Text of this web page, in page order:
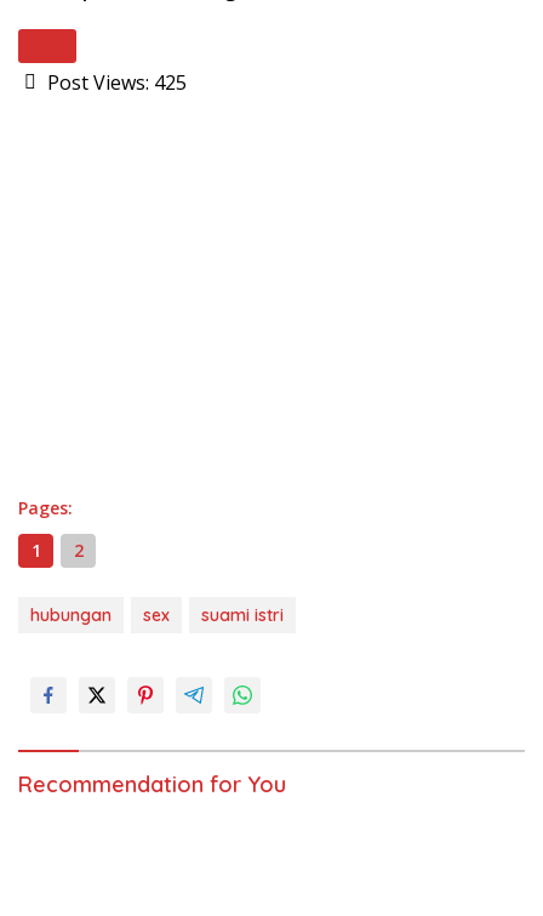
Post Views: 425
Pages:
1
2
hubungan sex suami istri
Recommendation for You